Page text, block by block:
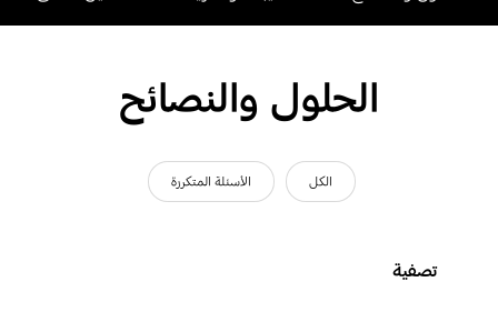
الحلول والنصائح
الكل الأسئلة المتكررة
تصفية